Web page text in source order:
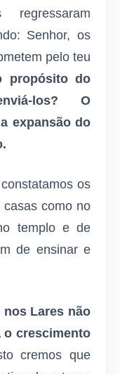
Senhor, os
pelo teu
propósito do
los? O
expansão do
os
como no
templo e de
de ensinar e
Lares não
o crescimento
cremos que